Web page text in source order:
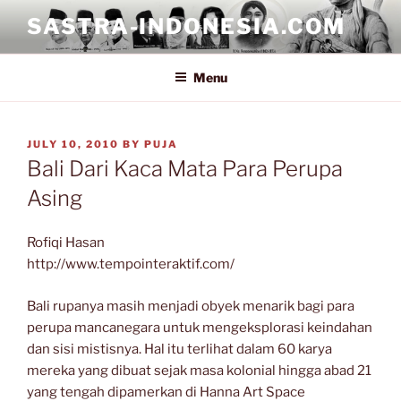
content
SASTRA-INDONESIA.COM
Menu
POSTED
ON
JULY 10, 2010 BY PUJA
Bali Dari Kaca Mata Para Perupa
Asing
Rofiqi Hasan
http://www.tempointeraktif.com/
Bali rupanya masih menjadi obyek menarik bagi para
perupa mancanegara untuk mengeksplorasi keindahan
dan sisi mistisnya. Hal itu terlihat dalam 60 karya
mereka yang dibuat sejak masa kolonial hingga abad 21
yang tengah dipamerkan di Hanna Art Space